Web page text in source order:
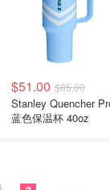
$51.00 $85.00
Stanley Quencher
蓝色保温杯 40oz